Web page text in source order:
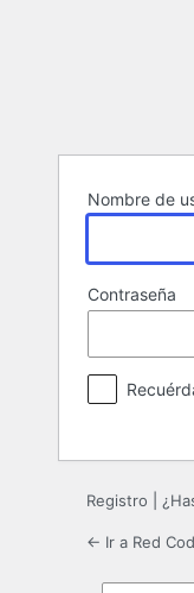
Nombre de
Contraseña
Registro
← Ir a Red